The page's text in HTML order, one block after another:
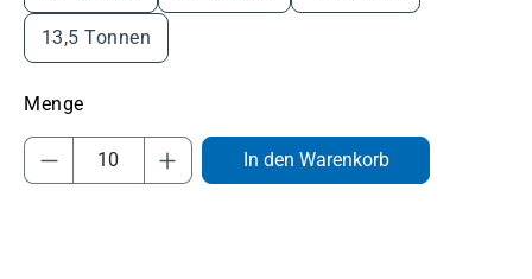
13,5 Tonnen
Produkt Anzahl: Gib den gewünschten
In den Warenkorb